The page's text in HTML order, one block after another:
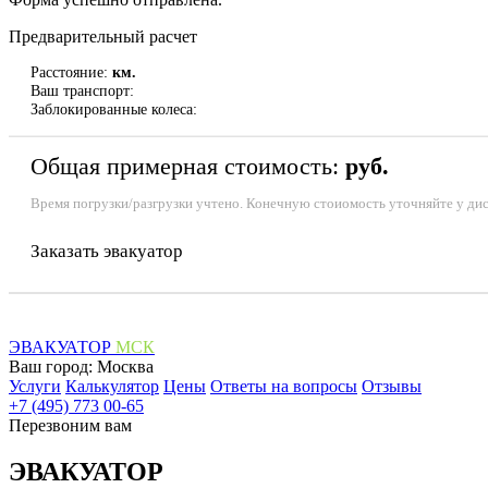
Предварительный расчет
Расстояние: км.
Ваш транспорт:
Заблокированные колеса:
Общая примерная стоимость: руб.
Время погрузки/разгрузки учтено. Конечную стоиомость уточняйте у
Заказать эвакуатор
ЭВАКУАТОР МСК
Ваш город: Москва
Услуги Калькулятор Цены Ответы на вопросы Отзывы
+7 (495) 773 00-65
Перезвоним вам
ЭВАКУАТОР